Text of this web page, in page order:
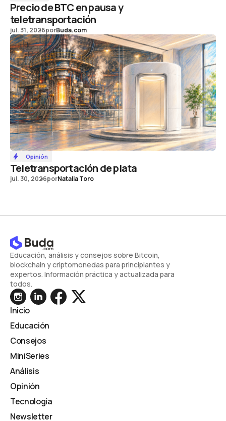
Precio de BTC en pausa y
teletransportación
jul. 31, 2026porBuda.com
Opinión
Teletransportación de plata
jul. 30, 2026porNatalia Toro
Educación, análisis y consejos sobre Bitcoin,
blockchain y criptomonedas para principiantes y
expertos. Información práctica y actualizada para
todos.
Inicio
Educación
Consejos
MiniSeries
Análisis
Opinión
Tecnología
Newsletter